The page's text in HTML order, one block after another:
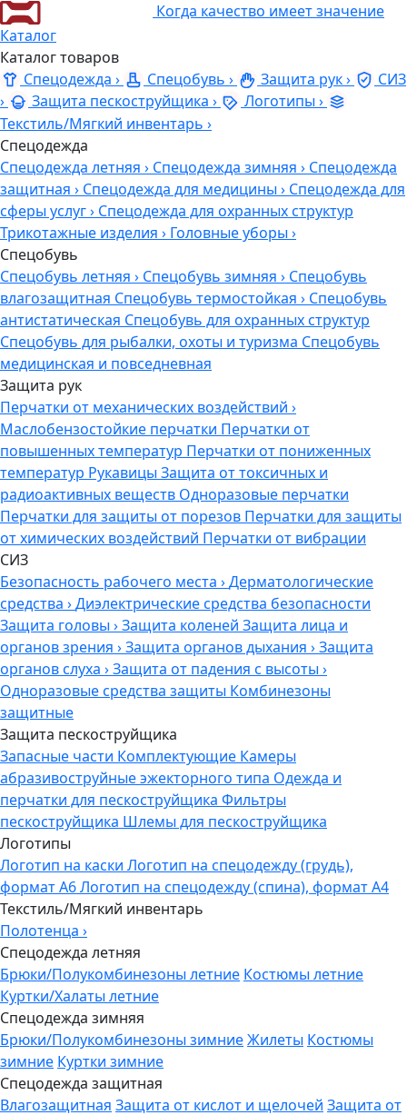
Когда качество имеет значение
Каталог
Каталог товаров
Спецодежда › Спецобувь › Защита рук›
СИЗ
›
Защита пескоструйщика › Логотипы ›
Текстиль/Мягкий инвентарь ›
Спецодежда
Спецодежда летняя › Спецодежда зимняя › Спецодежда
защитная › Спецодежда для медицины › Спецодежда для
сферы услуг› Спецодежда для охранных структур
Трикотажные изделия › Головные уборы ›
Спецобувь
Спецобувь летняя › Спецобувь зимняя › Спецобувь
влагозащитная Спецобувь термостойкая › Спецобувь
антистатическая Спецобувь для охранных структур
Спецобувь для рыбалки, охоты и туризма Спецобувь
медицинская и повседневная
Защита рук
Перчатки от механических воздействий ›
Маслобензостойкие перчатки Перчатки от
повышенных температур Перчатки от пониженных
температур Рукавицы Защита от токсичных и
радиоактивных веществ Одноразовые перчатки
Перчатки для защиты от порезов Перчатки для защиты
от химических воздействий Перчатки от вибрации
СИЗ
Безопасность рабочего места ›Дерматологические
средства ›Диэлектрические средства безопасности
Защита головы ›Защита коленей Защита лица и
органов зрения ›Защита органов дыхания ›Защита
органов слуха ›Защита от падения с высоты ›
Одноразовые средства защиты Комбинезоны
защитные
Защита пескоструйщика
Запасные части Комплектующие Камеры
абразивоструйные эжекторного типа Одежда и
перчатки для пескоструйщика Фильтры
пескоструйщика Шлемы для пескоструйщика
Логотипы
Логотип на каски Логотип на спецодежду (грудь),
формат А6Логотип на спецодежду (спина), формат А4
Текстиль/Мягкий инвентарь
Полотенца ›
Спецодежда летняя
Брюки/Полукомбинезоны летние Костюмы летние
Куртки/Халаты летние
Спецодежда зимняя
Брюки/Полукомбинезоны зимниеЖилеты Костюмы
зимние Куртки зимние
Спецодежда защитная
Влагозащитная Защита от кислот и щелочей Защита от